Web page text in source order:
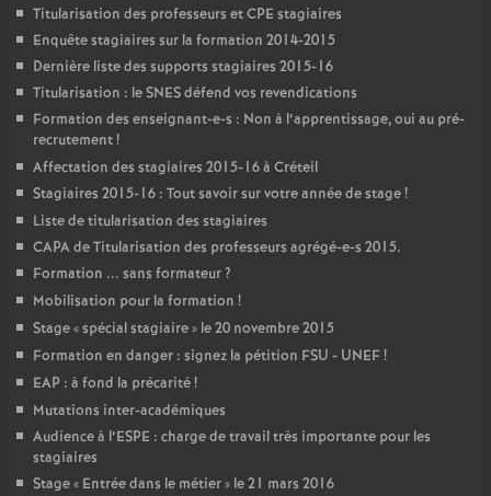
Titularisation des professeurs etCPE stagiaires
Enquête stagiaires sur la formation 2014-2015
Dernière liste des supports stagiaires 2015-16
Titularisation : leSNESdéfend vos revendications
Formation des enseignant-e-s : Non à l’apprentissage, oui au pré-
recrutement!
Affectation des stagiaires 2015-16 à Créteil
Stagiaires 2015-16 : Tout savoir sur votre année de stage!
Liste de titularisation des stagiaires
CAPAde Titularisation des professeurs agrégé-e-s 2015.
Formation ... sans formateur?
Mobilisation pour la formation !
Stage «spécial stagiaire» le 20 novembre 2015
Formation en danger : signez la pétition FSU - UNEF!
EAP : à fond la précarité!
Mutations inter-académiques
Audience à l’ESPE : charge de travail très importante pour les
stagiaires
Stage « Entrée dans le métier» le 21 mars 2016